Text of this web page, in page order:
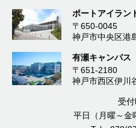
ポートアイラン
〒650-0045
神戸市中央区港
有瀬キャンパス
〒651-2180
神戸市西区伊川
受付
平日（月曜～金